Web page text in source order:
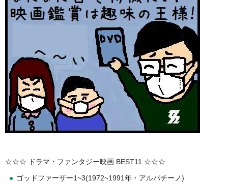
☆☆☆ ドラマ・ファンタジー映画 BEST11 ☆☆☆
ゴッドファーザー1~3(1972~1991年・アルパチーノ)